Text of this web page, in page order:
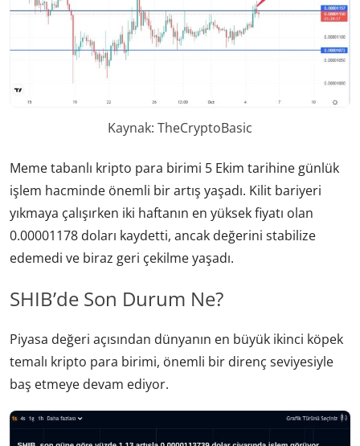
Kaynak: TheCryptoBasic
Meme tabanlı kripto para birimi 5 Ekim tarihine günlük
işlem hacminde önemli bir artış yaşadı. Kilit bariyeri
yıkmaya çalışırken iki haftanın en yüksek fiyatı olan
0.00001178 doları kaydetti, ancak değerini stabilize
edemedi ve biraz geri çekilme yaşadı.
SHIB’de Son Durum Ne?
Piyasa değeri açısından dünyanın en büyük ikinci köpek
temalı kripto para birimi, önemli bir direnç seviyesiyle
baş etmeye devam ediyor.